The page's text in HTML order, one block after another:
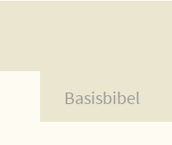
Basisbibel